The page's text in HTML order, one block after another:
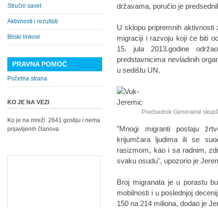
državama, poručio je
U sklopu pripremnih aktivnosti
migraciji i razvoju koji će biti
15. jula 2013.godine
predstavnicima nevladinih
u sedištu UN.
Predsednik Generalne
"Mnogi migranti postaju
krijumčara ljudima ili se
rasizmom, kao i sa radnim,
svaku osudu", upozorio je
Broj migranata je u porastu
mobilnosti i u poslednjoj
150 na 214 miliona, dodao je
Stručni savet
Aktivnosti i rezultati
Bliski linkovi
PRAVNA POMOĆ
Početna strana
KO JE NA VEZI
Ko je na mreži: 2641 gostiju i nema
prijavljenih članova